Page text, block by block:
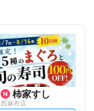
柿家すし
西麻布店